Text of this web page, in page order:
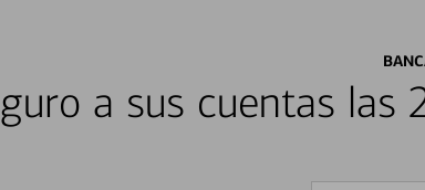
a sus cuentas las